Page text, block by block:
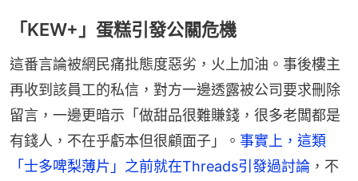
「KEW+」蛋糕引發公關危機
這番言論被網民痛批態度惡劣，火上加油。事後樓主
再收到該員工的私信，對方一邊透露被公司要求刪除
留言，一邊更暗示「做甜品很難賺錢，很多老闆都是
有錢人，不在乎虧本但很顧面子」。 事實上，這類
「士多啤梨薄片」之前就在Threads引發過討論 ，不